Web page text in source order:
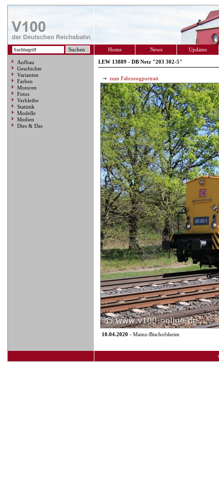
Home News Updates
Aufbau
Geschichte
Varianten
Farben
Motoren
Fotos
Verbleibe
Statistik
Modelle
Medien
Dies & Das
LEW 13889 - DB Netz "203 302-5"
zum Fahrzeugportrait
10.04.2020 - Mainz-Bischofsheim